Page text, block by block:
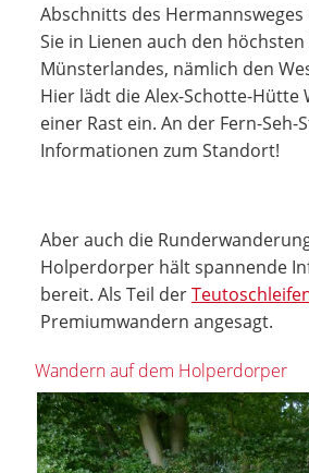
Abschnitts des
Sie in Lienen auch den
Münsterlandes, nämlich den
Hier lädt die Alex-Schotte-Hütte
einer Rast ein. An der Fern-Seh-
Informationen zum Standort!
Aber auch die
Holperdorper hält spannende
bereit. Als Teil der
Premiumwandern angesagt.
Wandern auf dem Holperdorper